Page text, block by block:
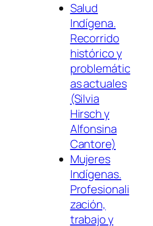
Salud
Indígena.
Recorrido
histórico y
problemátic
as actuales
(Silvia
Hirsch y
Alfonsina
Cantore)
Mujeres
Indígenas.
Profesionali
zación,
trabajo y